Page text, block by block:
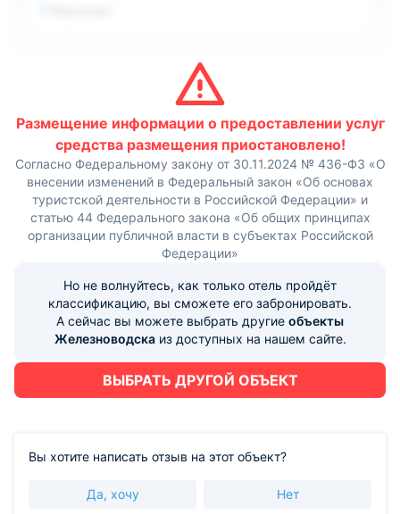
Размещение информации о предоставлении услуг
средства размещения приостановлено!
Согласно Федеральному закону от 30.11.2024 № 436-ФЗ «О
внесении изменений в Федеральный закон «Об основах
туристской деятельности в Российской Федерации» и
статью 44 Федерального закона «Об общих принципах
организации публичной власти в субъектах Российской
Федерации»
Но не волнуйтесь, как только отель пройдёт
классификацию, вы сможете его забронировать.
А сейчас вы можете выбрать другие объекты
Железноводскаиз доступных на нашем сайте.
ВЫБРАТЬ ДРУГОЙ ОБЪЕКТ
Вы хотите написать отзыв на этот объект?
Да, хочу Нет